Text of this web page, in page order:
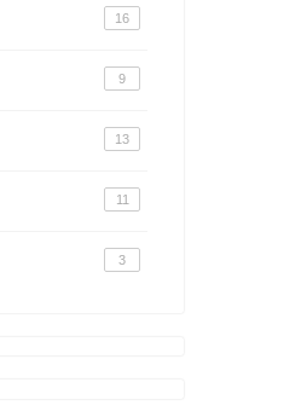
16
9
13
11
3